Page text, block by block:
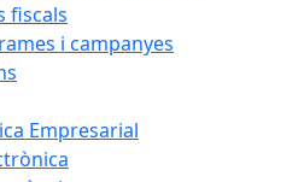
fiscals
i campanyes
Empresarial